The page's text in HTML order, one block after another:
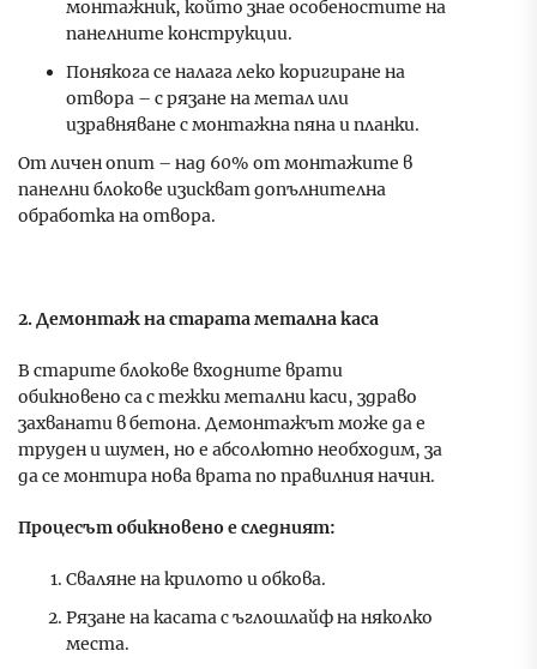
монтажник, който знае особеностите на
панелните конструкции.
Понякога се налага леко коригиране на
отвора – с рязане на метал или
изравняване с монтажна пяна и планки.
От личен опит – над 60% от монтажите в
панелни блокове изискват допълнителна
обработка на отвора.
2. Демонтаж на старата метална каса
В старите блокове входните врати
обикновено са с тежки метални каси, здраво
захванати в бетона. Демонтажът може да е
труден и шумен, но е абсолютно необходим, за
да се монтира нова врата по правилния начин.
Процесът обикновено е следният:
Сваляне на крилото и обкова.
Рязане на касата с ъглошлайф на няколко
места.